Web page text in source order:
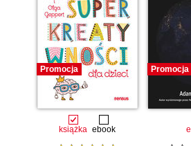
Co-creator, The Julia Language
Promocja
książka ebook
Promocja